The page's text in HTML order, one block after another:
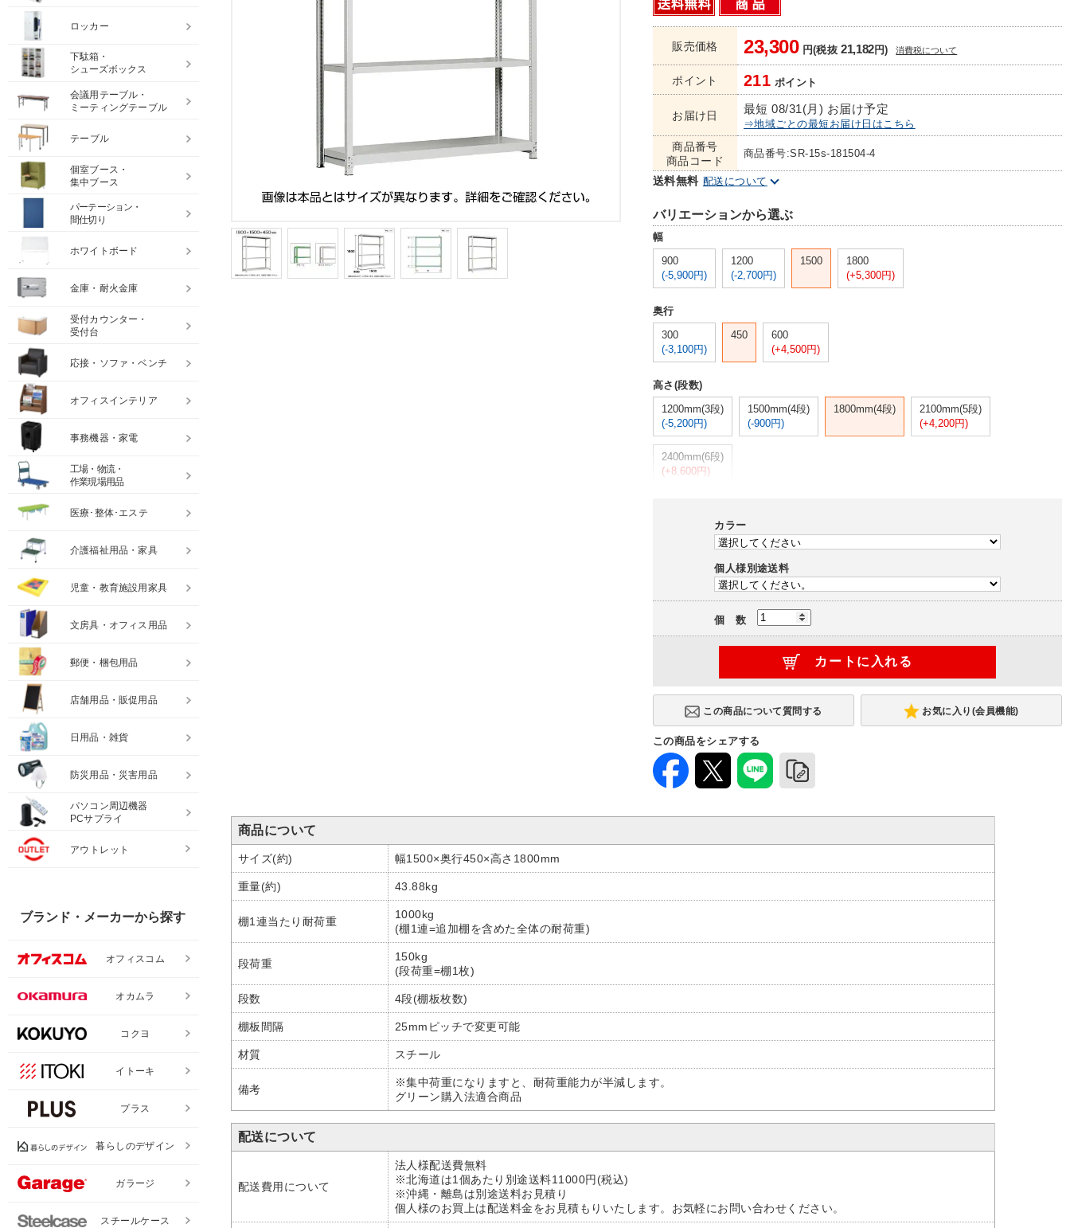
販売価格 23,300円(税抜21,182円) 消費税について
ポイント 211 ポイント
お届け日 最短 08/31(月) お届け予定
⇒地域ごとの最短お届け日はこちら
商品番号
商品コード
商品番号:SR-15s-181504-4
送料無料 配送について
バリエーションから選ぶ
幅
900
(-5,900円)
1200
(-2,700円)
1500
1800
(+5,300円)
奥行
300
(-3,100円)
450
600
(+4,500円)
高さ(段数)
1200mm(3段)
(-5,200円)
1500mm(4段)
(-900円)
1800mm(4段)
2100mm(5段)
(+4,200円)
2400mm(6段)
(+8,600円)
カラー
個人様別途送料
個 数
お気に入り(会員機能)
この商品をシェアする
商品について
サイズ(約) 幅1500×奥行450×高さ1800mm
重量(約) 43.88kg
棚1連当たり耐荷重
1000kg
(棚1連=追加棚を含めた全体の耐荷重)
段荷重
150kg
(段荷重=棚1枚)
段数 4段(棚板枚数)
棚板間隔 25mmピッチで変更可能
材質 スチール
備考
※集中荷重になりますと、耐荷重能力が半減します。
グリーン購入法適合商品
配送について
配送費用について
法人様配送費無料
※北海道は1個あたり別途送料11000円(税込)
※沖縄・離島は別途送料お見積り
個人様のお買上は配送料金をお見積もりいたします。お気軽にお問い合わせください。
ロッカー
下駄箱・
シューズボックス
会議用テーブル・
ミーティングテーブル
テーブル
個室ブース・
集中ブース
パーテーション・
間仕切り
ホワイトボード
金庫・耐火金庫
受付カウンター・
受付台
応接・ソファ・ベンチ
オフィスインテリア
事務機器・家電
工場・物流・
作業現場用品
医療･整体･エステ
介護福祉用品・家具
児童・教育施設用家具
文房具・オフィス用品
郵便・梱包用品
店舗用品・販促用品
日用品・雑貨
防災用品・災害用品
パソコン周辺機器
PCサプライ
アウトレット
ブランド・メーカーから探す
オフィスコム
オカムラ
コクヨ
イトーキ
プラス
暮らしのデザイン
ガラージ
スチールケース